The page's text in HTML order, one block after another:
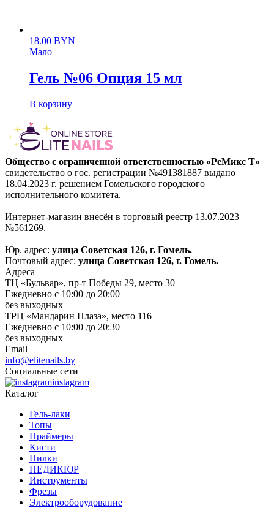
18.00 BYN
Мало
Гель №06 Опция 15 мл
В корзину
Общество с ограниченной ответственностью «РеМикс Т»
свидетельство о гос. регистрации №491381887 выдано
18.04.2023 г. решением Гомельского городского
исполнительного комитета.
Интернет-магазин внесён в торговый реестр 13.07.2023
№561269.
Юр. адрес: улица Советская 126, г. Гомель.
Почтовый адрес: улица Советская 126, г. Гомель.
Адреса
ТЦ «Бульвар», пр-т Победы 29, место 30
Ежедневно с 10:00 до 20:00
без выходных
ТРЦ «Мандарин Плаза», место 116
Ежедневно с 10:00 до 20:30
без выходных
Email
info@elitenails.by
Социальные сети
instagram
Каталог
Гель-лаки
Топы
Праймеры
Кисти
Пилки
ПЕДИКЮР
Инструменты
Фрезы
Электрооборудование